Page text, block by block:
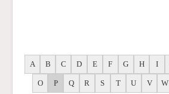
A B C D E F G H I
O P Q R S T U V W